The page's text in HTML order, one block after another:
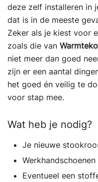
deze zelf installeren in
dat is in de meeste
Zeker als je kiest voor
zoals die van
niet meer dan goed
zijn er een aantal
het goed én veilig te
voor stap mee.
Wat heb je nodig?
Je nieuwe
Werkhandschoenen
Eventueel een